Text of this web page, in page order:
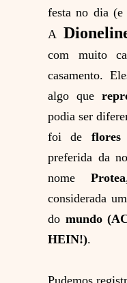
festa no dia (e
A
com muito
casamento.
algo que
podia ser
foi de flores
preferida da
nome Protea
considerada
do mundo
HEIN!).